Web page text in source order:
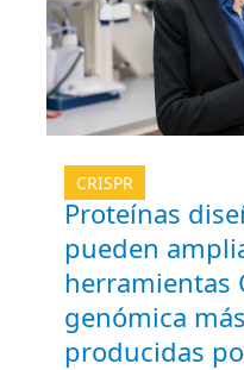
CRISPR
Proteínas
pueden
herramientas
genómica
producidas